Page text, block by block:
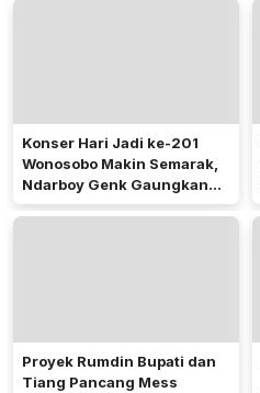
Konser Hari Jadi ke-201
Wonosobo Makin Semarak,
Ndarboy Genk Gaungkan
Nyawiji Makarti
Proyek Rumdin Bupati dan
Tiang Pancang Mess